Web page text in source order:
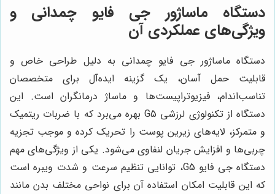
دستگاه ماساژور جی فایو چمدانی و
ویژگی‌های عملکردی آن
دستگاه ماساژور جی فایو چمدانی به دلیل طراحی خاص و
قابلیت حمل آسان، یک گزینه ایده‌آل برای متخصصان
تناسب‌اندام، فیزیوتراپیست‌ها و ماساژ درمانگران است. این
دستگاه از تکنولوژی لرزشی G5 بهره می‌برد که با ضربات ریتمیک
و متمرکز، لایه‌های زیرین پوست را تحریک کرده و موجب تجزیه
چربی‌ها و افزایش جریان لنفاوی می‌شود. یکی از ویژگی‌های مهم
دستگاه جی فایو G5، توانایی تنظیم سرعت و شدت ویبره است
که این قابلیت امکان استفاده آن برای نواحی مختلف بدن مانند